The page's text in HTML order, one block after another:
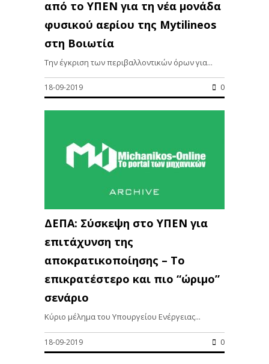
από το ΥΠΕΝ για τη νέα μονάδα
φυσικού αερίου της Mytilineos
στη Βοιωτία
Την έγκριση των περιβαλλοντικών όρων για...
18-09-2019 0
ΔΕΠΑ: Σύσκεψη στο ΥΠΕΝ για
επιτάχυνση της
αποκρατικοποίησης – Το
επικρατέστερο και πιο “ώριμο”
σενάριο
Κύριο μέλημα του Υπουργείου Ενέργειας...
18-09-2019 0